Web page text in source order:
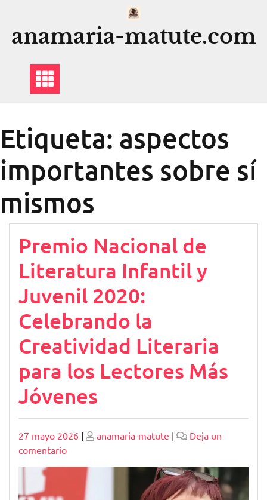
contenido
anamaria-matute.com
Etiqueta: aspectos
importantes sobre sí
mismos
Premio Nacional de
Literatura Infantil y
Juvenil 2020:
Celebrando la
Creatividad Literaria
para los Lectores Más
Jóvenes
Publicado
27 mayo 2026 | Publicado
anamaria-matute |
Deja un
comentarioen
Premio
Nacional